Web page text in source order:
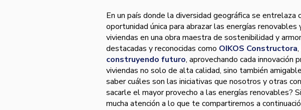
En un país donde la diversidad geográfica se entrelaza
oportunidad única para abrazar las energías
viviendas en una obra maestra de sostenibilidad y
destacadas y reconocidas como OIKOS Constructora
construyendo futuro, aprovechando cada innovación
viviendas no solo de alta calidad, sino también
saber cuáles son las iniciativas que nosotros y otras
sacarle el mayor provecho a las energías renovables?
mucha atención a lo que te compartiremos a